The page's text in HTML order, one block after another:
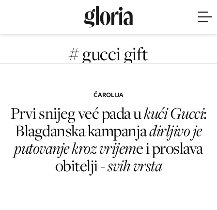
# gucci gift
ČAROLIJA
Prvi snijeg već pada ukući Gucci:
Blagdanska kampanjadirljivo je
putovanje kroz vrijeme i proslava
obitelji -svih vrsta